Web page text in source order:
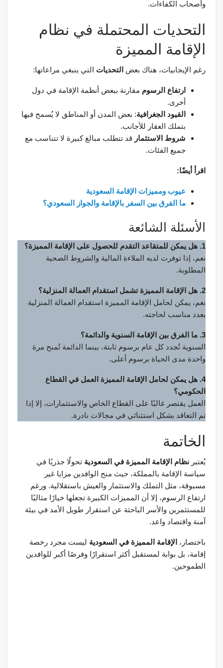
وأصحاب الكفاءات.
التحديات المحتملة في نظام
الإقامة المميزة
رغم الإيجابيات، هناك بعض التحديات التي ينبغي مراعاتها:
ارتفاع الرسوم مقارنة ببعض أنظمة الإقامة في دول
أخرى.
القيود الجغرافية: بعض المدن أو المناطق لا يُسمح فيها
بتملك العقار للأجانب.
شروط الاستثمار قد تتطلب مبالغ كبيرة لا تتناسب مع
جميع الفئات.
اقرأ أيضًا:
عيوب ومميزات الإقامة السعودية
ما الفرق بين السفر بالإقامة والجواز السعودي؟
الأسئلة الشائعة
1. هل يمكن للمتقاعد التقدم للحصول على الإقامة المميزة؟
نعم، إذا توفرت لديه الملاءة المالية والشروط الصحية
المطلوبة.
2. هل الإقامة المميزة تشمل استقدام العمالة المنزلية؟
نعم، يمكن لحامل الإقامة المميزة استقدام العمالة المنزلية
بعدد مناسب لحاجته.
3. ما الفرق بين الإقامة السنوية والدائمة؟
السنوية تُجدد كل عام برسوم ثابتة، بينما الدائمة تُمنح مرة
واحدة مدى الحياة برسوم أعلى.
4. هل يمكن لحامل الإقامة المميزة العمل في القطاع
الحكومي؟
العمل يقتصر غالبًا على القطاع الخاص والاستثمارات، إلا إذا
تم التعاقد بشكل استثنائي في مجالات نادرة.
الخاتمة
يُعتبر نظام الإقامة المميزة في السعودية تحولًا جذريًا في
سياسة الإقامة بالمملكة، حيث منح الوافدين مزايا غير
مسبوقة، مثل التملك والاستثمار والعيش باستقلالية. ورغم
ارتفاع الرسوم، إلا أن المميزات الكبيرة تجعلها خيارًا مثاليًا
للمستثمرين والأسر الباحثة عن استقرار طويل الأمد في بيئة
آمنة واقتصاد واعد.
باختصار، الإقامة المميزة في السعودية ليست مجرد رخصة
إقامة، بل بوابة لمستقبل أكثر استقرارًا وفرصًا أكبر للوافدين
الطموحين.